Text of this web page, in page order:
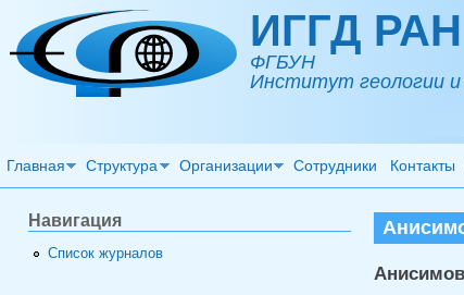
Перейти к основному содержанию ИГГД РАН
ФГБУН
Институт геологии и
Главная Структура Организации Сотрудники Контакты
Навигация
Список журналов